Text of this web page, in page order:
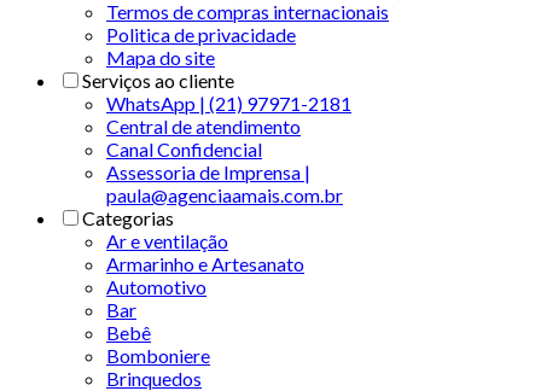
Termos de compras internacionais
Politica de privacidade
Mapa do site
Serviços ao cliente
WhatsApp | (21) 97971-2181
Central de atendimento
Canal Confidencial
Assessoria de Imprensa |
paula@agenciaamais.com.br
Categorias
Ar e ventilação
Armarinho e Artesanato
Automotivo
Bar
Bebê
Bomboniere
Brinquedos